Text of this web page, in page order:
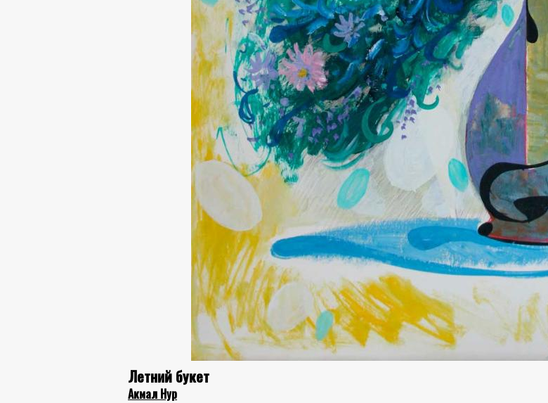
Летний букет
Акмал Нур